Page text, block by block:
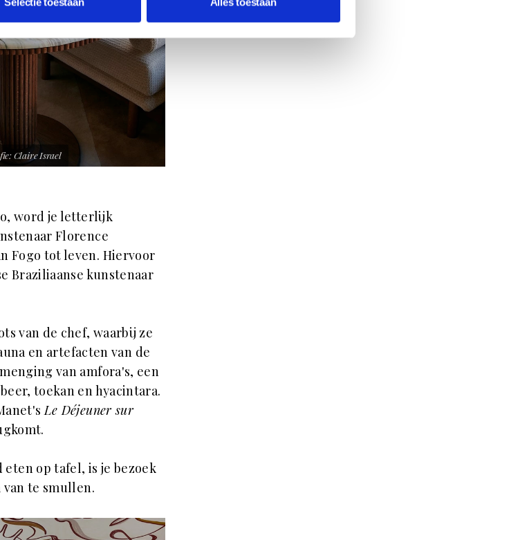
Claire Israel
word je letterlijk
Florence
Fogo tot leven. Hiervoor
Braziliaanse kunstenaar
van de chef, waarbij ze
en artefacten van de
van amfora's, een
toekan en hyacintara.
Le Déjeuner sur
op tafel, is je bezoek
te smullen.